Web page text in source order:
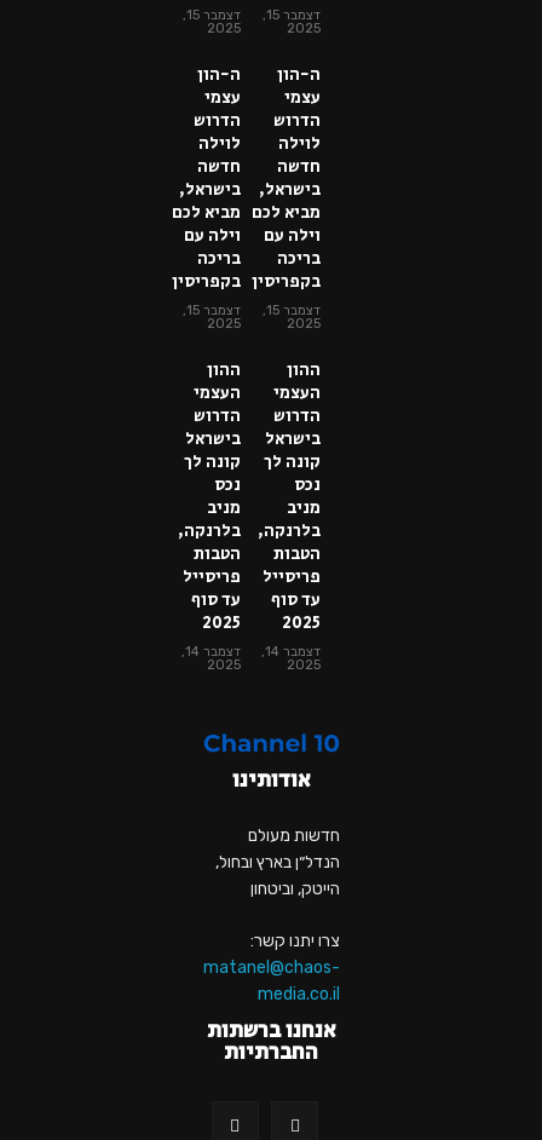
דצמבר 15,
2025
ה-הון
עצמי
הדרוש
לוילה
חדשה
בישראל,
מביא לכם
וילה עם
בריכה
בקפריסין
דצמבר 15,
2025
ההון
העצמי
הדרוש
בישראל
קונה לך
נכס
מניב
בלרנקה,
הטבות
פריסייל
עד סוף
2025
דצמבר 14,
2025
דצמבר 15,
2025
ה-הון
עצמי
הדרוש
לוילה
חדשה
בישראל,
מביא לכם
וילה עם
בריכה
בקפריסין
דצמבר 15,
2025
ההון
העצמי
הדרוש
בישראל
קונה לך
נכס
מניב
בלרנקה,
הטבות
פריסייל
עד סוף
2025
דצמבר 14,
2025
אודותינו
חדשות מעולם
הנדל״ן בארץ ובחול,
הייטק, וביטחון
צרו יתנו קשר:
matanel@chaos-
media.co.il
אנחנו ברשתות
החברתיות